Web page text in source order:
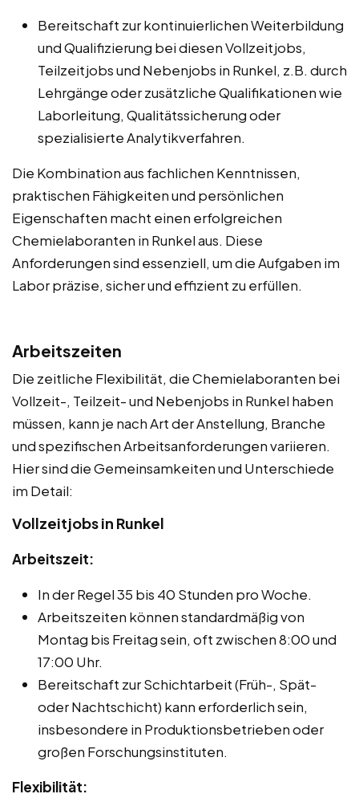
Bereitschaft zur kontinuierlichen Weiterbildung
und Qualifizierung bei diesen Vollzeitjobs,
Teilzeitjobs und Nebenjobs in Runkel, z.B. durch
Lehrgänge oder zusätzliche Qualifikationen wie
Laborleitung, Qualitätssicherung oder
spezialisierte Analytikverfahren.
Die Kombination aus fachlichen Kenntnissen,
praktischen Fähigkeiten und persönlichen
Eigenschaften macht einen erfolgreichen
Chemielaboranten in Runkel aus. Diese
Anforderungen sind essenziell, um die Aufgaben im
Labor präzise, sicher und effizient zu erfüllen.
Arbeitszeiten
Die zeitliche Flexibilität, die Chemielaboranten bei
Vollzeit-, Teilzeit- und Nebenjobs in Runkel haben
müssen, kann je nach Art der Anstellung, Branche
und spezifischen Arbeitsanforderungen variieren.
Hier sind die Gemeinsamkeiten und Unterschiede
im Detail:
Vollzeitjobs in Runkel
Arbeitszeit:
In der Regel 35 bis 40 Stunden pro Woche.
Arbeitszeiten können standardmäßig von
Montag bis Freitag sein, oft zwischen 8:00 und
17:00 Uhr.
Bereitschaft zur Schichtarbeit (Früh-, Spät-
oder Nachtschicht) kann erforderlich sein,
insbesondere in Produktionsbetrieben oder
großen Forschungsinstituten.
Flexibilität: